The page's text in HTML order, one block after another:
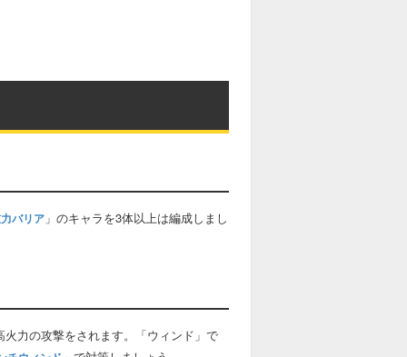
バリア 」のキャラを3体以上は編成しまし
力の攻撃をされます。「ウィンド」で